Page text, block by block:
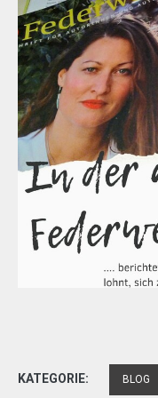
KATEGORIE: BLOG